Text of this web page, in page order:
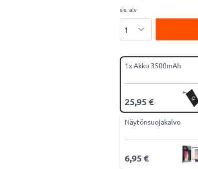
sis. alv
1x Akku 3500mAh
25,95 €
Näytönsuojakalvo
6,95 €